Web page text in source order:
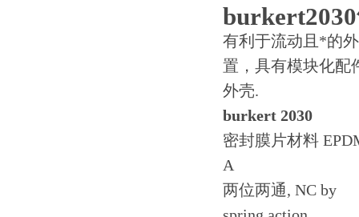
有利于流动且*的
置，具有模块化配
外壳.
burkert 2030
密封膜片材料
A
两位两通, NC by